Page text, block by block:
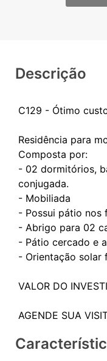
Descrição
C129 - Ótimo
Residência para
Composta por:
- 02 dormitórios,
conjugada.
- Mobiliada
- Possui pátio nos
- Abrigo para 02
- Pátio cercado e
- Orientação solar
VALOR DO